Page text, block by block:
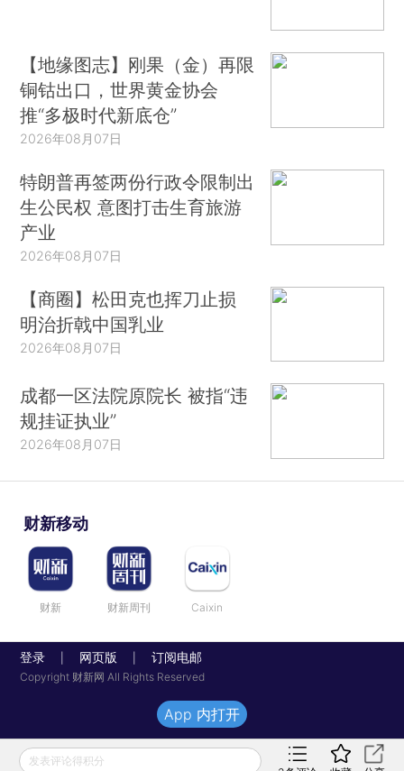
【地缘图志】刚果（金）再限
铜钴出口，世界黄金协会
推“多极时代新底仓”
2026年08月07日
特朗普再签两份行政令限制出
生公民权 意图打击生育旅游
产业
2026年08月07日
【商圈】松田克也挥刀止损
明治折戟中国乳业
2026年08月07日
成都一区法院原院长 被指“违
规挂证执业”
2026年08月07日
财新移动
财新 财新周刊 Caixin
登录 网页版 订阅电邮
Copyright 财新网 All Rights Reserved
发表评论得积分
App 内打开